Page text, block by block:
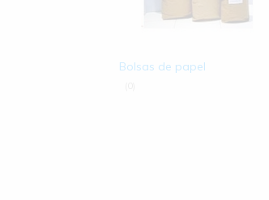
Bolsas de papel